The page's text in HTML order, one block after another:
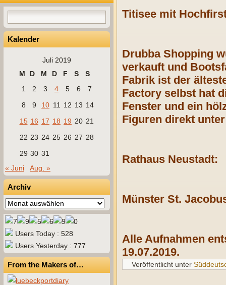
Kalender
Juli 2019
M
D M D F S
S
1
2 3 4 5 6
7
8
9 10 11 12 13 14
15 16 17 18 19 20 21
22 23 24 25 26 27 28
29 30 31
« Juni
Aug. »
Archiv
Archiv
Users Today : 528
Users Yesterday : 777
From the Makers of…
Titisee mit
Drubba Shopping
verkauft und
Fabrik ist der
Factory selbst hat
Fenster und ein
Figuren direkt
Rathaus Neustadt:
Münster St.
Alle Aufnahmen
19.07.2019.
Veröffentlicht unter